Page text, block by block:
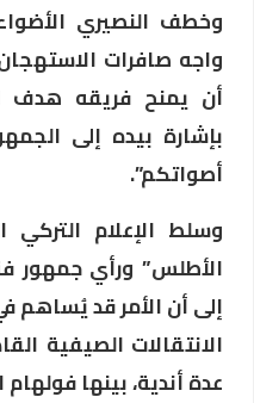
وخطف النصيري
واجه صافرات
أن يمنح فريقه هدف
بإشارة بيده إلى
أصواتكم”.
وسلط الإعلام
الأطلس” ورأي جمهور
إلى أن الأمر قد يُساهم
الانتقالات الصيفية
عدة أندية، بينها فولهام